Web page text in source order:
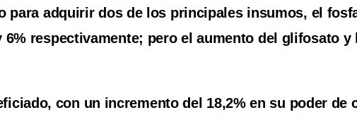
para adquirir dos de los principales insumos, el
respectivamente; pero el aumento del glifosato
con un incremento del 18,2% en su poder de